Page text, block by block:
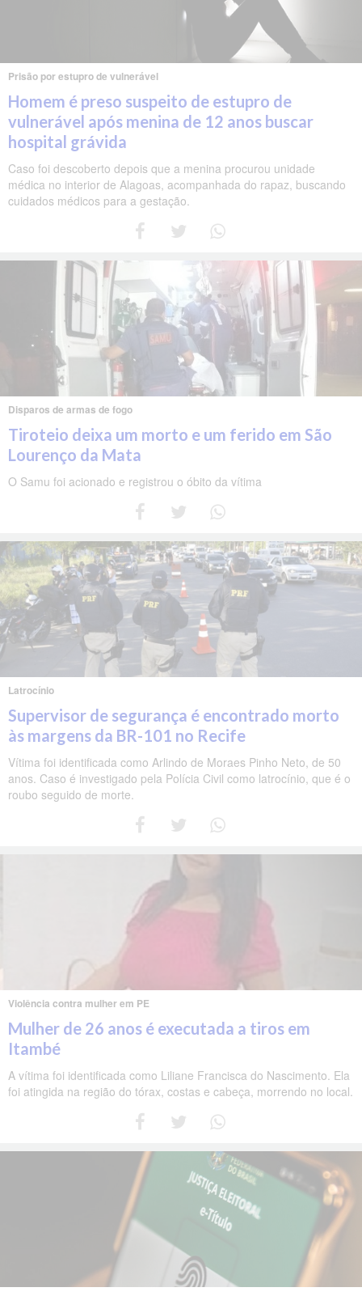
Prisão por estupro de vulnerável
Homem é preso suspeito de estupro de
vulnerável após menina de 12 anos buscar
hospital grávida
Caso foi descoberto depois que a menina procurou unidade
médica no interior de Alagoas, acompanhada do rapaz, buscando
cuidados médicos para a gestação.
Disparos de armas de fogo
Tiroteio deixa um morto e um ferido em São
Lourenço da Mata
O Samu foi acionado e registrou o óbito da vítima
Latrocínio
Supervisor de segurança é encontrado morto
às margens da BR-101 no Recife
Vítima foi identificada como Arlindo de Moraes Pinho Neto, de 50
anos. Caso é investigado pela Polícia Civil como latrocínio, que é o
roubo seguido de morte.
Violência contra mulher em PE
Mulher de 26 anos é executada a tiros em
Itambé
A vítima foi identificada como Liliane Francisca do Nascimento. Ela
foi atingida na região do tórax, costas e cabeça, morrendo no local.